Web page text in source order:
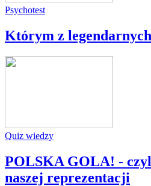
Psychotest
Którym z
Quiz wiedzy
POLSKA GOLA! -
naszej reprezentacji